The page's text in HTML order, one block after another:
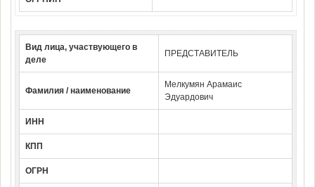
Вид лица, участвующего в
деле
ПРЕДСТАВИТЕЛЬ
Фамилия / наименование
Мелкумян Арамаис
Эдуардович
ИНН
КПП
ОГРН